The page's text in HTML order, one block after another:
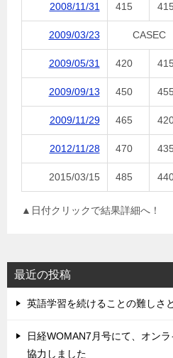
2008/11/31 415 415
2009/03/23 CASEC
2009/05/31 420 415
2009/09/13 450 455
2009/11/29 465
2012/11/28 470 435
2015/03/15 485
▲日付クリックで結果詳細へ！
最近の投稿
英語学習を続けることの難しさ
日経WOMAN7月号にて、オン
協力しました